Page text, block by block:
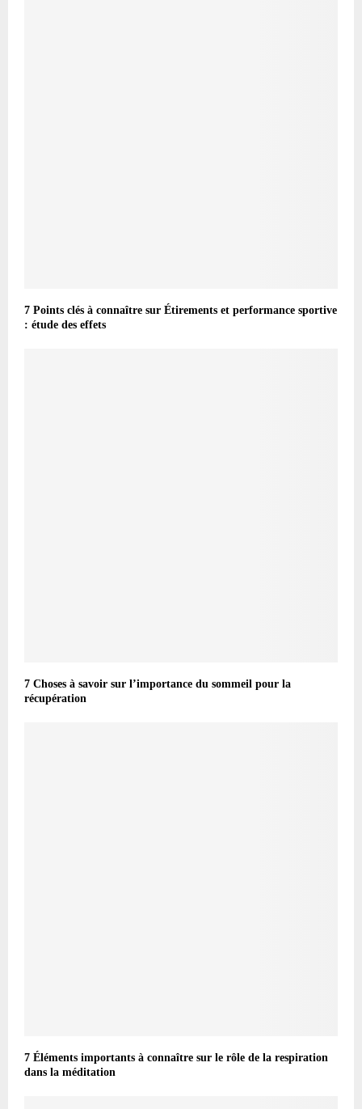
7 Points clés à connaître sur Étirements et performance sportive
: étude des effets
7 Choses à savoir sur l’importance du sommeil pour la
récupération
7 Éléments importants à connaître sur le rôle de la respiration
dans la méditation